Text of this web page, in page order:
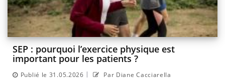
SEP : pourquoi l’exercice physique est
important pour les patients ?
Publié le 31.05.2026 | Par Diane Cacciarella